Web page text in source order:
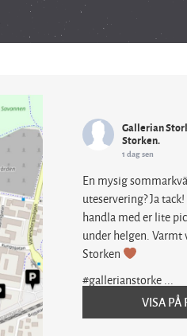
Gallerian
Storken.
1 dag sen
En mysig
uteservering? Ja tack!
handla med er lite
under helgen.
Storken
#gallerianstorke...
VISA PÅ